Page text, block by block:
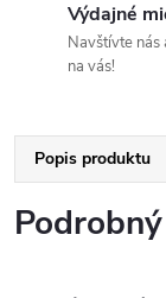
Výdajné
Navštívte nás
na vás!
Popis produktu